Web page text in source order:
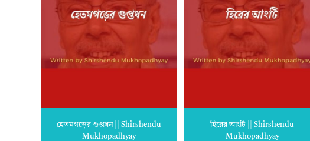
হেতমগড়ের গুপ্তধন || Shirshendu
Mukhopadhyay
হিরের আংটি || Shirshendu
Mukhopadhyay